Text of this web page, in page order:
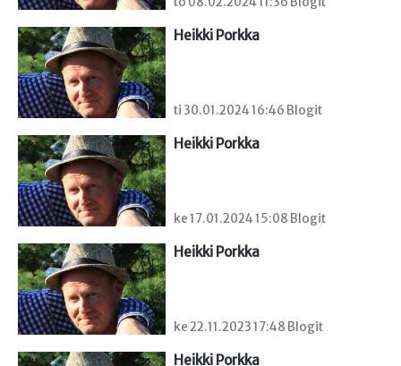
Heikki Porkka
ti 30.01.2024 16:46 Blogit
Heikki Porkka
ke 17.01.2024 15:08 Blogit
Heikki Porkka
ke 22.11.2023 17:48 Blogit
Heikki Porkka